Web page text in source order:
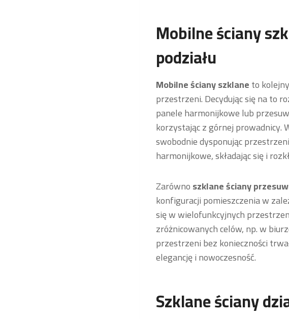
Mobilne ściany
podziału
Mobilne ściany szklaneto
przestrzeni. Decydując się na to
panele harmonijkowe lub
korzystając z górnej prowadnicy.
swobodnie dysponując
harmonijkowe, składając się i
Zarównoszklane ściany
konfiguracji pomieszczenia w
się w wielofunkcyjnych
zróżnicowanych celów, np. w
przestrzeni bez konieczności
elegancję i nowoczesność.
Szklane ściany